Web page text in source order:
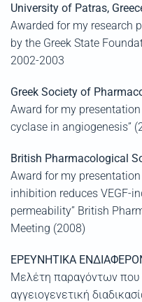
University of Patras,
Awarded for my research
by the Greek State
2002-2003
Greek Society of
Award for my
cyclase in angiogenesis”
British Pharmacological
Award for my
inhibition reduces VEGF-
permeability” British
Meeting (2008)
ΕΡΕΥΝΗΤΙΚΑ
Μελέτη παραγόντων που
αγγειογενετική